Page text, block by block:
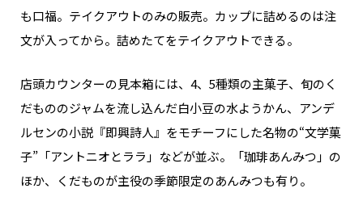
も口福。テイクアウトのみの販売。カップに詰めるのは注
文が入ってから。詰めたてをテイクアウトできる。
店頭カウンターの見本箱には、4、5種類の主菓子、旬のく
だもののジャムを流し込んだ白小豆の水ようかん、アンデ
ルセンの小説『即興詩人』をモチーフにした名物の“文学菓
子”「アントニオとララ」などが並ぶ。「珈琲あんみつ」の
ほか、くだものが主役の季節限定のあんみつも有り。